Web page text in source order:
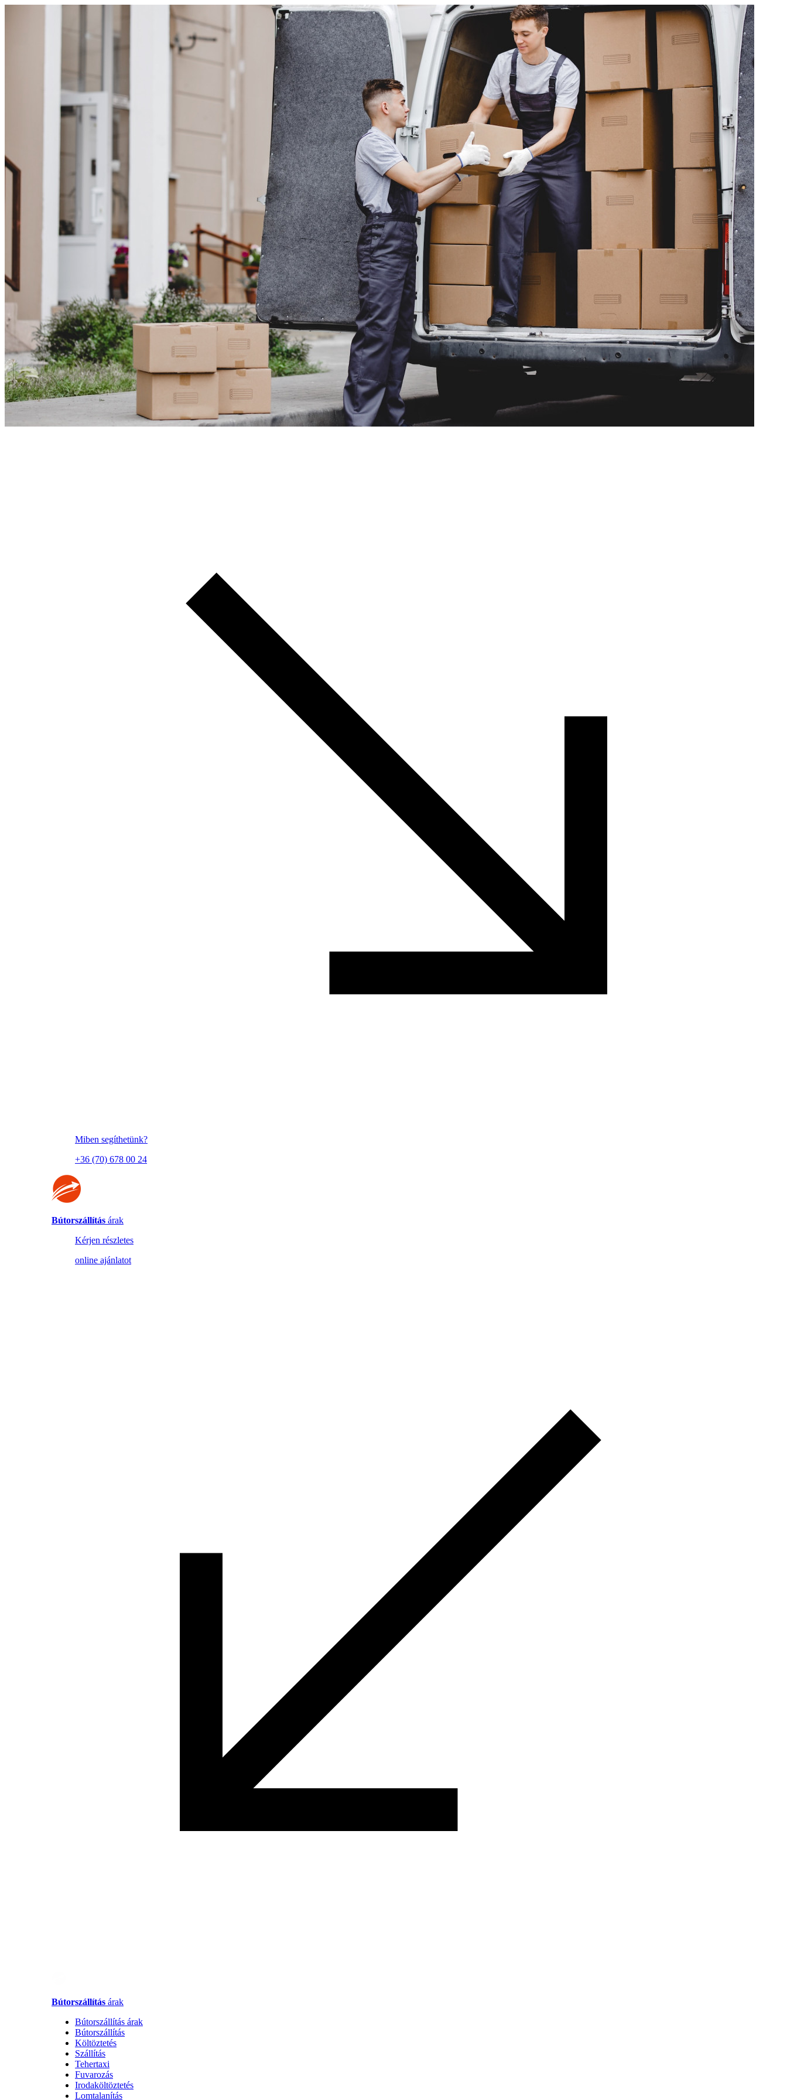
Miben segíthetünk?
+36 (70) 678 00 24
Bútorszállítás árak
Kérjen részletes
online ajánlatot
Bútorszállítás árak
Bútorszállítás árak
Bútorszállítás
Költöztetés
Szállítás
Tehertaxi
Fuvarozás
Irodaköltöztetés
Lomtalanítás